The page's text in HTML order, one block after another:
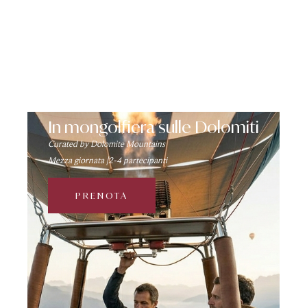
In mongolfiera sulle Dolomiti
Curated by Dolomite Mountains
Mezza giornata |2-4 partecipanti
PRENOTA